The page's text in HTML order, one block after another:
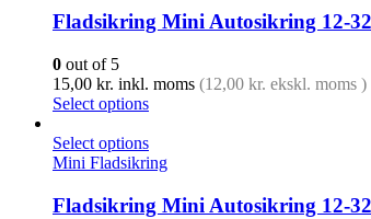
Fladsikring Mini Autosikring 12-
0 out of 5
15,00 kr. inkl. moms (12,00 kr. ekskl. moms )
Select options
Select options
Mini Fladsikring
Fladsikring Mini Autosikring 12-